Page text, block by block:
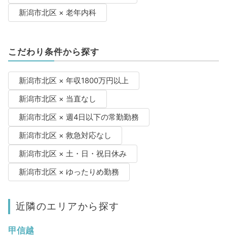
新潟市北区 × 老年内科
こだわり条件から探す
新潟市北区 × 年収1800万円以上
新潟市北区 × 当直なし
新潟市北区 × 週4日以下の常勤勤務
新潟市北区 × 救急対応なし
新潟市北区 × 土・日・祝日休み
新潟市北区 × ゆったりめ勤務
近隣のエリアから探す
甲信越